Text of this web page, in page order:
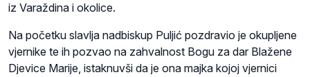
iz Varaždina i okolice.
Na početku slavlja nadbiskup Puljić pozdravio je okupljene
vjernike te ih pozvao na zahvalnost Bogu za dar Blažene
Djevice Marije, istaknuvši da je ona majka kojoj vjernici